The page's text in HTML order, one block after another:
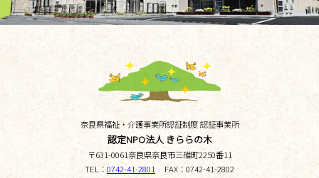
奈良県福祉・介護事業所認証制度 認証事業所
認定NPO法人 きららの木
〒631-0061奈良県奈良市三碓町2250番11
TEL： 0742-41-2801 FAX： 0742-41-2802